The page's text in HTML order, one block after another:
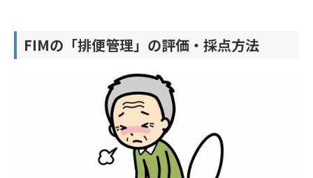
FIMの「排便管理」の評価・採点方法